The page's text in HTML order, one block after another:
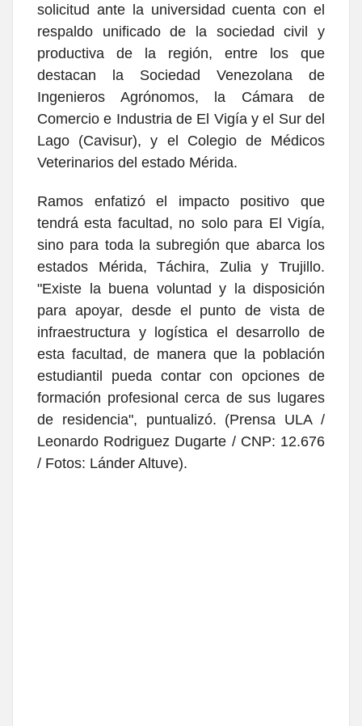
solicitud ante la universidad cuenta con el
respaldo unificado de la sociedad civil y
productiva de la región, entre los que
destacan la Sociedad Venezolana de
Ingenieros Agrónomos, la Cámara de
Comercio e Industria de El Vigía y el Sur del
Lago (Cavisur), y el Colegio de Médicos
Veterinarios del estado Mérida.
Ramos enfatizó el impacto positivo que
tendrá esta facultad, no solo para El Vigía,
sino para toda la subregión que abarca los
estados Mérida, Táchira, Zulia y Trujillo.
"Existe la buena voluntad y la disposición
para apoyar, desde el punto de vista de
infraestructura y logística el desarrollo de
esta facultad, de manera que la población
estudiantil pueda contar con opciones de
formación profesional cerca de sus lugares
de residencia", puntualizó. (Prensa ULA /
Leonardo Rodriguez Dugarte / CNP: 12.676
/ Fotos: Lánder Altuve).